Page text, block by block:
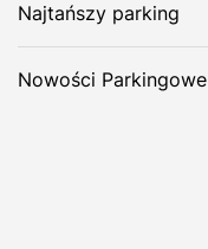
Najtańszy parking
Nowości Parkingowe